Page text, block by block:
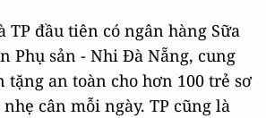
TP đầu tiên có ngân hàng Sữa
Phụ sản - Nhi Đà Nẵng, cung
tặng an toàn cho hơn 100 trẻ sơ
cân mỗi ngày. TP cũng là